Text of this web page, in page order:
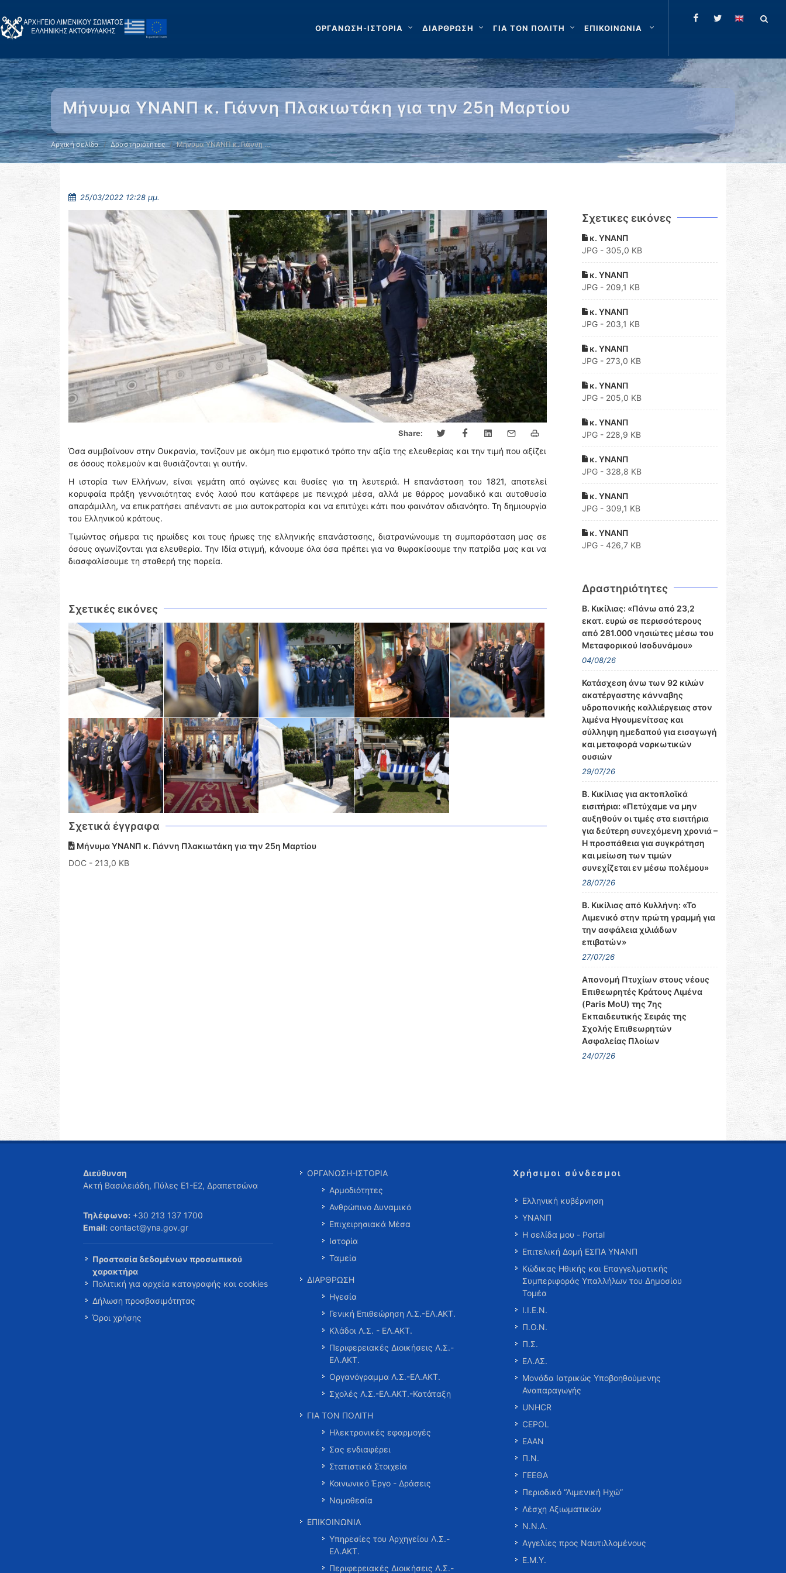
ΟΡΓΑΝΩΣΗ-ΙΣΤΟΡΙΑ ΔΙΑΡΘΡΩΣΗ ΓΙΑ ΤΟΝ ΠΟΛΙΤΗ ΕΠΙΚΟΙΝΩΝΙΑ
Μήνυμα ΥΝΑΝΠ κ. Γιάννη Πλακιωτάκη για την 25η Μαρτίου
Αρχική σελίδα Δραστηριότητες Μήνυμα ΥΝΑΝΠ κ. Γιάννη …
25/03/2022 12:28 μμ.
Share:
Όσα συμβαίνουν στην Ουκρανία, τονίζουν με ακόμη πιο εμφατικό τρόπο την αξία της ελευθερίας και την τιμή που αξίζει
σε όσους πολεμούν και θυσιάζονται γι αυτήν.
Η ιστορία των Ελλήνων, είναι γεμάτη από αγώνες και θυσίες για τη λευτεριά. Η επανάσταση του 1821, αποτελεί
κορυφαία πράξη γενναιότητας ενός λαού που κατάφερε με πενιχρά μέσα, αλλά με θάρρος μοναδικό και αυτοθυσία
απαράμιλλη, να επικρατήσει απέναντι σε μια αυτοκρατορία και να επιτύχει κάτι που φαινόταν αδιανόητο. Τη δημιουργία
του Ελληνικού κράτους.
Τιμώντας σήμερα τις ηρωίδες και τους ήρωες της ελληνικής επανάστασης, διατρανώνουμε τη συμπαράσταση μας σε
όσους αγωνίζονται για ελευθερία. Την Ιδία στιγμή, κάνουμε όλα όσα πρέπει για να θωρακίσουμε την πατρίδα μας και να
διασφαλίσουμε τη σταθερή της πορεία.
Σχετικές εικόνες
Σχετικά έγγραφα
Μήνυμα ΥΝΑΝΠ κ. Γιάννη Πλακιωτάκη για την 25η Μαρτίου
DOC - 213,0 KB
Σχετικες εικόνες
κ. ΥΝΑΝΠ
JPG - 305,0 KB
κ. ΥΝΑΝΠ
JPG - 209,1 KB
κ. ΥΝΑΝΠ
JPG - 203,1 KB
κ. ΥΝΑΝΠ
JPG - 273,0 KB
κ. ΥΝΑΝΠ
JPG - 205,0 KB
κ. ΥΝΑΝΠ
JPG - 228,9 KB
κ. ΥΝΑΝΠ
JPG - 328,8 KB
κ. ΥΝΑΝΠ
JPG - 309,1 KB
κ. ΥΝΑΝΠ
JPG - 426,7 KB
Δραστηριότητες
Β. Κικίλιας: «Πάνω από 23,2
εκατ. ευρώ σε περισσότερους
από 281.000 νησιώτες μέσω του
Μεταφορικού Ισοδυνάμου»
04/08/26
Κατάσχεση άνω των 92 κιλών
ακατέργαστης κάνναβης
υδροπονικής καλλιέργειας στον
λιμένα Ηγουμενίτσας και
σύλληψη ημεδαπού για εισαγωγή
και μεταφορά ναρκωτικών
ουσιών
29/07/26
Β. Κικίλιας για ακτοπλοϊκά
εισιτήρια: «Πετύχαμε να μην
αυξηθούν οι τιμές στα εισιτήρια
για δεύτερη συνεχόμενη χρονιά –
Η προσπάθεια για συγκράτηση
και μείωση των τιμών
συνεχίζεται εν μέσω πολέμου»
28/07/26
Β. Κικίλιας από Κυλλήνη: «Το
Λιμενικό στην πρώτη γραμμή για
την ασφάλεια χιλιάδων
επιβατών»
27/07/26
Απονομή Πτυχίων στους νέους
Επιθεωρητές Κράτους Λιμένα
(Paris MoU) της 7ης
Εκπαιδευτικής Σειράς της
Σχολής Επιθεωρητών
Ασφαλείας Πλοίων
24/07/26
Διεύθυνση
Ακτή Βασιλειάδη, Πύλες Ε1-Ε2, Δραπετσώνα
Τηλέφωνο: +30 213 137 1700
Email: contact@yna.gov.gr
Προστασία δεδομένων προσωπικού
χαρακτήρα
Πολιτική για αρχεία καταγραφής και cookies
Δήλωση προσβασιμότητας
Όροι χρήσης
ΟΡΓΑΝΩΣΗ-ΙΣΤΟΡΙΑ
Αρμοδιότητες
Ανθρώπινο Δυναμικό
Επιχειρησιακά Μέσα
Ιστορία
Ταμεία
ΔΙΑΡΘΡΩΣΗ
Ηγεσία
Γενική Επιθεώρηση Λ.Σ.-ΕΛ.ΑΚΤ.
Κλάδοι Λ.Σ. - ΕΛ.ΑΚΤ.
Περιφερειακές Διοικήσεις Λ.Σ.-
ΕΛ.ΑΚΤ.
Οργανόγραμμα Λ.Σ.-ΕΛ.ΑΚΤ.
Σχολές Λ.Σ.-ΕΛ.ΑΚΤ.-Κατάταξη
ΓΙΑ ΤΟΝ ΠΟΛΙΤΗ
Ηλεκτρονικές εφαρμογές
Σας ενδιαφέρει
Στατιστικά Στοιχεία
Κοινωνικό Έργο - Δράσεις
Νομοθεσία
ΕΠΙΚΟΙΝΩΝΙΑ
Υπηρεσίες του Αρχηγείου Λ.Σ.-
ΕΛ.ΑΚΤ.
Περιφερειακές Διοικήσεις Λ.Σ.-
Χρήσιμοι σύνδεσμοι
Ελληνική κυβέρνηση
ΥΝΑΝΠ
Η σελίδα μου - Portal
Επιτελική Δομή ΕΣΠΑ ΥΝΑΝΠ
Κώδικας Ηθικής και Επαγγελματικής
Συμπεριφοράς Υπαλλήλων του Δημοσίου
Τομέα
Ι.Ι.Ε.Ν.
Π.Ο.Ν.
Π.Σ.
ΕΛ.ΑΣ.
Μονάδα Ιατρικώς Υποβοηθούμενης
Αναπαραγωγής
UNHCR
CEPOL
ΕΑΑΝ
Π.Ν.
ΓΕΕΘΑ
Περιοδικό “Λιμενική Ηχώ”
Λέσχη Αξιωματικών
Ν.Ν.Α.
Αγγελίες προς Ναυτιλλομένους
Ε.Μ.Υ.